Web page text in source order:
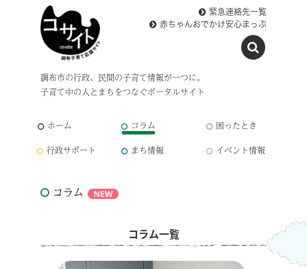
調布市の行政、民間の子育て情報が一つに。
子育て中の人とまちをつなぐポータルサイト
緊急連絡先一覧
赤ちゃんおでかけ安心まっぷ
ホーム コラム
困ったとき
行政サポート
まち情報 イベント情報
コラム
コラム一覧